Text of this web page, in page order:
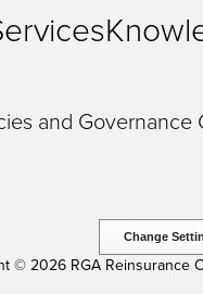
and Governance
Change
© 2026 RGA Reinsurance